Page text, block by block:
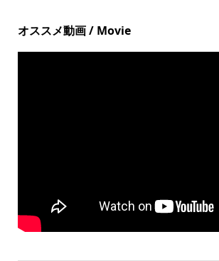
オススメ動画 / Movie